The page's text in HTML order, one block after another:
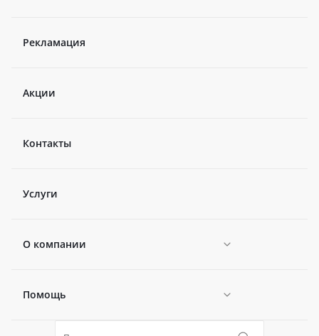
Рекламация
Акции
Контакты
Услуги
О компании
Новости
Помощь